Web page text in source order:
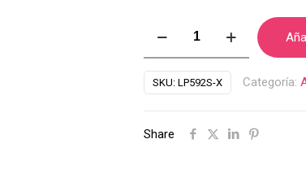
Platillo
LP
X
SKU: LP592S-X Categoría:
Share